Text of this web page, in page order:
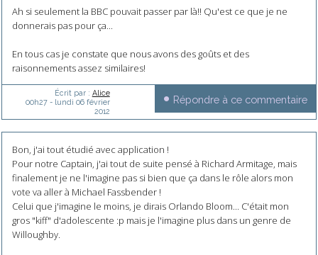
Ah si seulement la BBC pouvait passer par là!! Qu'est ce que je ne
donnerais pas pour ça...
En tous cas je constate que nous avons des goûts et des
raisonnements assez similaires!
Écrit par : Alice
00h27- lundi 06 février
2012
Répondre à ce commentaire
Bon, j'ai tout étudié avec application !
Pour notre Captain, j'ai tout de suite pensé à Richard Armitage, mais
finalement je ne l'imagine pas si bien que ça dans le rôle alors mon
vote va aller à Michael Fassbender !
Celui que j'imagine le moins, je dirais Orlando Bloom... C'était mon
gros "kiff" d'adolescente :p mais je l'imagine plus dans un genre de
Willoughby.